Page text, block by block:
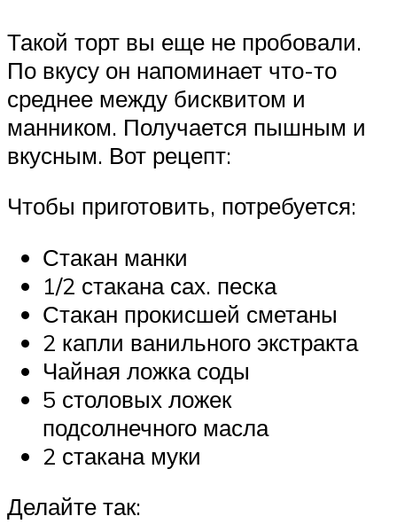
Такой торт вы еще не пробовали.
По вкусу он напоминает что-то
среднее между бисквитом и
манником. Получается пышным и
вкусным. Вот рецепт:
Чтобы приготовить, потребуется:
Стакан манки
1/2 стакана сах. песка
Стакан прокисшей сметаны
2 капли ванильного экстракта
Чайная ложка соды
5 столовых ложек
подсолнечного масла
2 стакана муки
Делайте так: